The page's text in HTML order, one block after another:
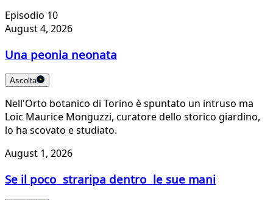
Episodio 10
August 4, 2026
Una peonia neonata
Ascolta
Nell'Orto botanico di Torino è spuntato un intruso ma
Loic Maurice Monguzzi, curatore dello storico giardino,
lo ha scovato e studiato.
August 1, 2026
Se il poco straripa dentro le sue mani